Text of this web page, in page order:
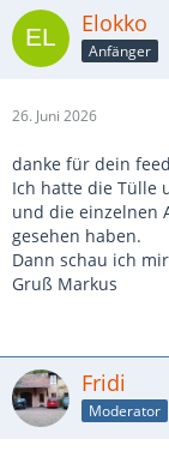
Elokko
Anfänger
26. Juni 2026
danke für dein
Ich hatte die Tülle
und die einzelnen
gesehen haben.
Dann schau ich
Gruß Markus
Fridi
Moderator